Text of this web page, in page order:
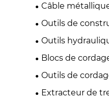
Câble
Outils de
Outils
Blocs de
Outils de
Extracteur de